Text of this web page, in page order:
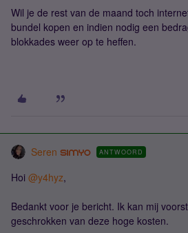
Wil je de rest van de maand toch
bundel kopen en indien nodig een
blokkades weer op te heffen.
Seren ANTWOORD
Hoi @y4hyz,
Bedankt voor je bericht. Ik kan mij
geschrokken van deze hoge kosten.